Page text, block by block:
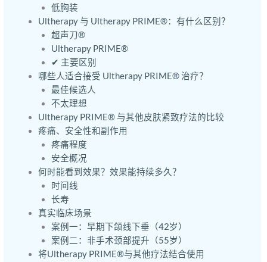
低胸装
Ultherapy 与 Ultherapy PRIME®：有什么区别？
超声刀®
Ultherapy PRIME®
✔ 主要区别
哪些人适合接受 Ultherapy PRIME® 治疗？
最佳候选人
不太理想
Ultherapy PRIME® 与其他皮肤紧致疗法的比较
疼痛、安全性和副作用
疼痛程度
安全概况
何时能看到效果？效果能持续多久？
时间线
长寿
真实临床场景
案例一：早期下颌线下垂（42岁）
案例二：非手术颈部提升（55岁）
将Ultherapy PRIME®与其他疗法结合使用